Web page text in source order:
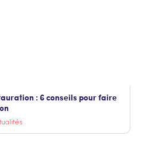
: 6 conseils pour faire